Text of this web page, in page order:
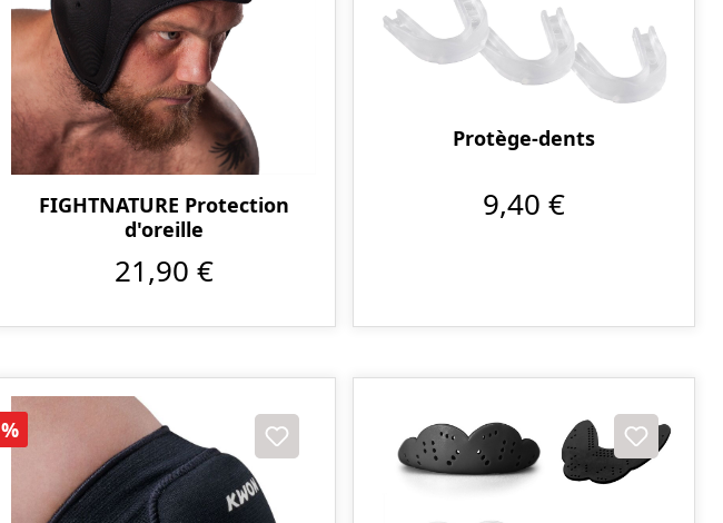
FIGHTNATURE Protection
d'oreille
21,90 €
Protège-dents
9,40 €
Réduction
%